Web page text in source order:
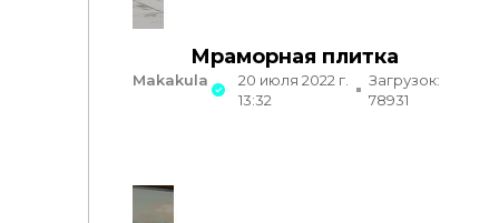
Мраморная плитка
Makakula
20 июля 2022 г.
13:32
Загрузок:
78931